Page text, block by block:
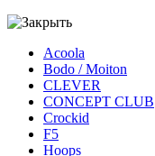
Acoola
Bodo / Moiton
CLEVER
CONCEPT CLUB
Crockid
F5
Hoops